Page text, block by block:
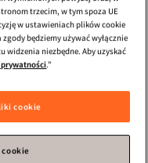
Lauren
473,
trzecim, w tym spoza UE
w ustawieniach plików cookie
będziemy używać wyłącznie
widzenia niezbędne. Aby uzyskać
."
cookie